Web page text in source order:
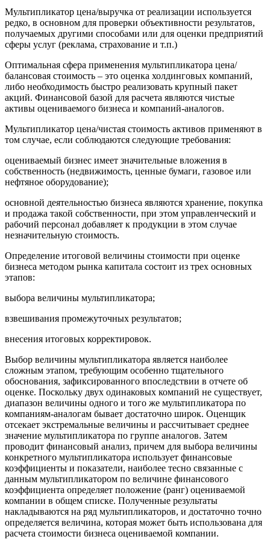
Мультипликатор цена/выручка от реализации используется
редко, в основном для проверки объективности результатов,
получаемых другими способами или для оценки предприятий
сферы услуг (реклама, страхование и т.п.)
Оптимальная сфера применения мультипликатора цена/
балансовая стоимость – это оценка холдинговых компаний,
либо необходимость быстро реализовать крупный пакет
акций. Финансовой базой для расчета являются чистые
активы оцениваемого бизнеса и компаний-аналогов.
Мультипликатор цена/чистая стоимость активов применяют в
том случае, если соблюдаются следующие требования:
оцениваемый бизнес имеет значительные вложения в
собственность (недвижимость, ценные бумаги, газовое или
нефтяное оборудование);
основной деятельностью бизнеса являются хранение, покупка
и продажа такой собственности, при этом управленческий и
рабочий персонал добавляет к продукции в этом случае
незначительную стоимость.
Определение итоговой величины стоимости при оценке
бизнеса методом рынка капитала состоит из трех основных
этапов:
выбора величины мультипликатора;
взвешивания промежуточных результатов;
внесения итоговых корректировок.
Выбор величины мультипликатора является наиболее
сложным этапом, требующим особенно тщательного
обоснования, зафиксированного впоследствии в отчете об
оценке. Поскольку двух одинаковых компаний не существует,
диапазон величины одного и того же мультипликатора по
компаниям-аналогам бывает достаточно широк. Оценщик
отсекает экстремальные величины и рассчитывает среднее
значение мультипликатора по группе аналогов. Затем
проводит финансовый анализ, причем для выбора величины
конкретного мультипликатора использует финансовые
коэффициенты и показатели, наиболее тесно связанные с
данным мультипликатором по величине финансового
коэффициента определяет положение (ранг) оцениваемой
компании в общем списке. Полученные результаты
накладываются на ряд мультипликаторов, и достаточно точно
определяется величина, которая может быть использована для
расчета стоимости бизнеса оцениваемой компании.